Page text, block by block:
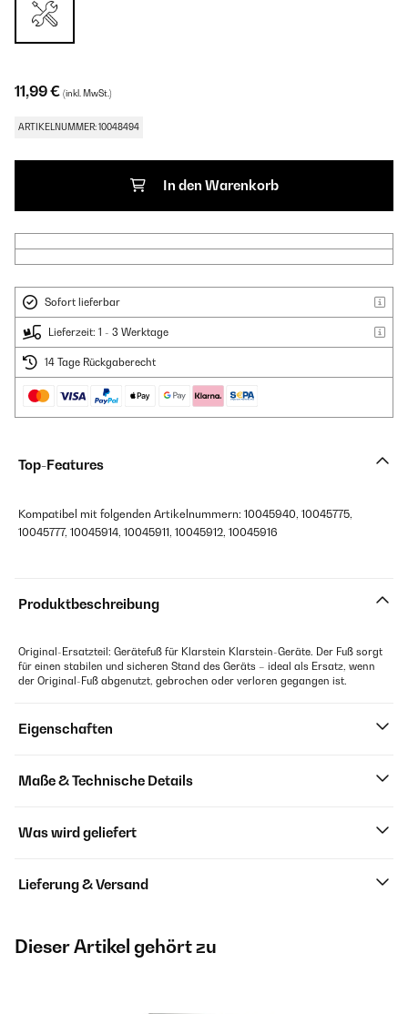
11,99 € (inkl. MwSt.)
ARTIKELNUMMER: 10048494
In den Warenkorb
Sofort lieferbar
Lieferzeit: 1 - 3 Werktage
14 Tage Rückgaberecht
Top-Features
Kompatibel mit folgenden Artikelnummern: 10045940, 10045775,
10045777, 10045914, 10045911, 10045912, 10045916
Produktbeschreibung
Original-Ersatzteil: Gerätefuß für Klarstein Klarstein-Geräte. Der Fuß sorgt
für einen stabilen und sicheren Stand des Geräts – ideal als Ersatz, wenn
der Original-Fuß abgenutzt, gebrochen oder verloren gegangen ist.
Eigenschaften
Maße & Technische Details
Was wird geliefert
Lieferung & Versand
Dieser Artikel gehört zu